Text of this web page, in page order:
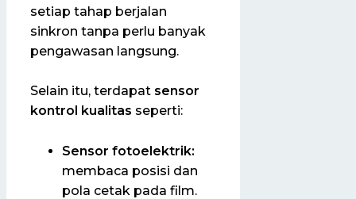
setiap tahap berjalan
sinkron tanpa perlu banyak
pengawasan langsung.
Selain itu, terdapat sensor
kontrol kualitas seperti:
Sensor fotoelektrik:
membaca posisi dan
pola cetak pada film.